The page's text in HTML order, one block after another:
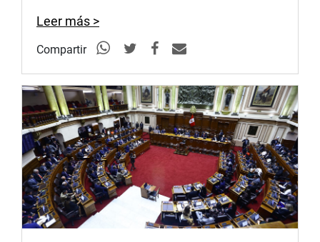
Naturales (DAR), Cámara Nacional Forestal, AIDER,
Cáritas y de las asociaciones forestales de Madre de Dios,
entre otras, las cuales formularon alcances precisos
PRENSA-CONGRESO
Puede encontrar más información en nuestra página web
y redes sociales.
http://www.congreso.gob.pe/
Facebook:https://www.facebook.com/congresoperu
Leer más >
Compartir